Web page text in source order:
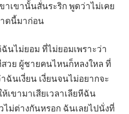
เขานั้นสั่นระริก พูดว่าไม่เคย
ดนี้มาก่อน
นไม่ยอม ที่ไม่ยอมเพราะว่า
วย ผู้ชายคนไหนก็หลงใหล ที่
นเงี่ยน เงี่ยนจนไม่อยากจะ
เขามาเสียเวลาเลียหีฉัน
ไม่ต่างกันหรอก ฉันเลยไปนั่งที่